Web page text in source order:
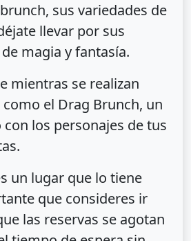
sus variedades de
llevar por sus
magia y fantasía.
mientras se realizan
el Drag Brunch, un
los personajes de tus
un lugar que lo tiene
que consideres ir
las reservas se agotan